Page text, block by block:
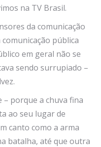
na TV Brasil.
da comunicação
pública
em geral não se
sendo surrupiado –
– porque a chuva fina
ao seu lugar de
canto como a arma
batalha, até que outra